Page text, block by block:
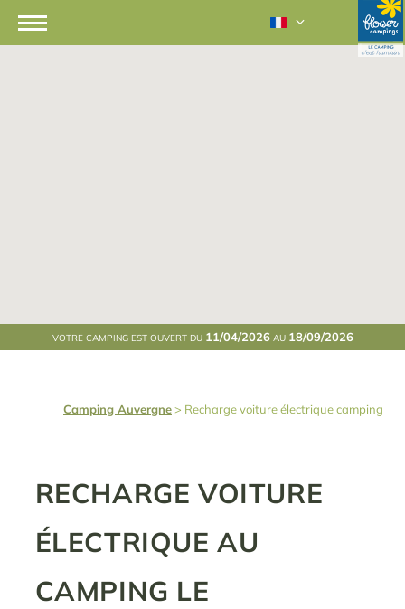
VOTRE CAMPING EST OUVERT DU 11/04/2026AU 18/09/2026
Camping Auvergne> Recharge voiture électrique camping
RECHARGE VOITURE
ÉLECTRIQUE AU
CAMPING LE